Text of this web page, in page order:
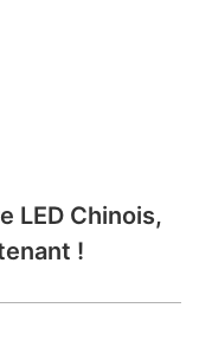
LED Chinois,
!